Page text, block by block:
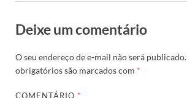
Deixe um comentário
O seu endereço de e-mail não será publicado.
obrigatórios são marcados com *
COMENTÁRIO*